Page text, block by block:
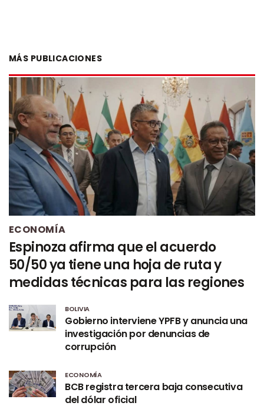
MÁS PUBLICACIONES
ECONOMÍA
Espinoza afirma que el acuerdo
50/50 ya tiene una hoja de ruta y
medidas técnicas para las regiones
BOLIVIA
Gobierno interviene YPFB y anuncia una
investigación por denuncias de
corrupción
ECONOMÍA
BCB registra tercera baja consecutiva
del dólar oficial